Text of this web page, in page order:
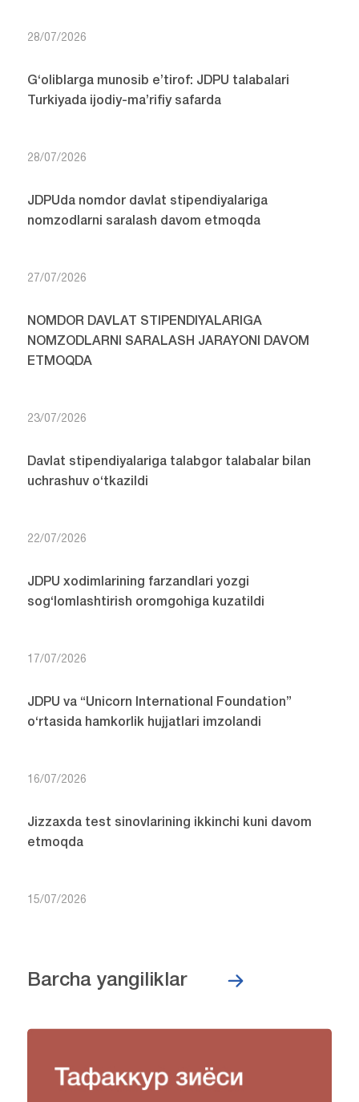
28/07/2026
G‘oliblarga munosib e’tirof: JDPU talabalari
Turkiyada ijodiy-ma’rifiy safarda
28/07/2026
JDPUda nomdor davlat stipendiyalariga
nomzodlarni saralash davom etmoqda
27/07/2026
NOMDOR DAVLAT STIPENDIYALARIGA
NOMZODLARNI SARALASH JARAYONI DAVOM
ETMOQDA
23/07/2026
Davlat stipendiyalariga talabgor talabalar bilan
uchrashuv o‘tkazildi
22/07/2026
JDPU xodimlarining farzandlari yozgi
sog‘lomlashtirish oromgohiga kuzatildi
17/07/2026
JDPU va “Unicorn International Foundation”
o‘rtasida hamkorlik hujjatlari imzolandi
16/07/2026
Jizzaxda test sinovlarining ikkinchi kuni davom
etmoqda
15/07/2026
Barcha yangiliklar